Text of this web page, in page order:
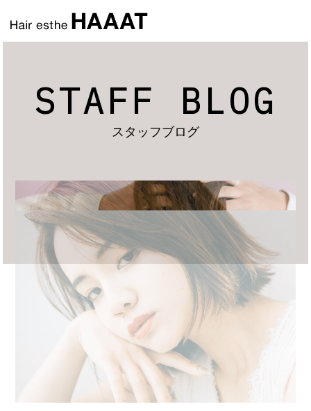
STAFF BLOG
スタッフブログ